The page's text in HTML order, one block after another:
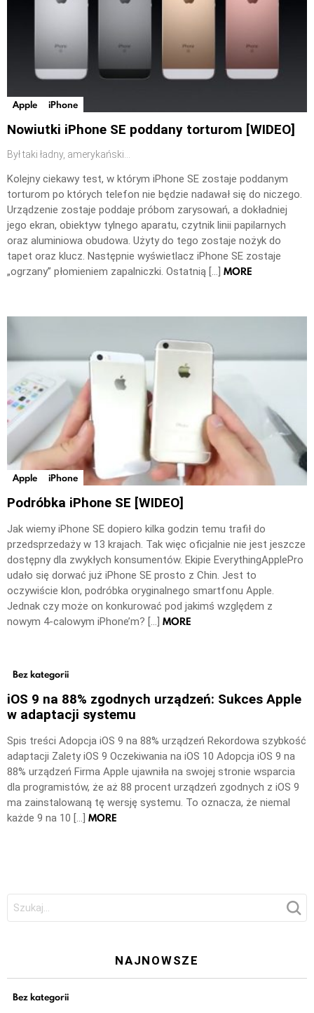
Apple iPhone
Nowiutki iPhone SE poddany torturom [WIDEO]
Był taki ładny, amerykański…
Kolejny ciekawy test, w którym iPhone SE zostaje poddanym
torturom po których telefon nie będzie nadawał się do niczego.
Urządzenie zostaje poddaje próbom zarysowań, a dokładniej
jego ekran, obiektyw tylnego aparatu, czytnik linii papilarnych
oraz aluminiowa obudowa. Użyty do tego zostaje nożyk do
tapet oraz klucz. Następnie wyświetlacz iPhone SE zostaje
„ogrzany” płomieniem zapalniczki. Ostatnią […] MORE
Apple iPhone
Podróbka iPhone SE [WIDEO]
Jak wiemy iPhone SE dopiero kilka godzin temu trafił do
przedsprzedaży w 13 krajach. Tak więc oficjalnie nie jest jeszcze
dostępny dla zwykłych konsumentów. Ekipie EverythingApplePro
udało się dorwać już iPhone SE prosto z Chin. Jest to
oczywiście klon, podróbka oryginalnego smartfonu Apple.
Jednak czy może on konkurować pod jakimś względem z
nowym 4-calowym iPhone’m? […] MORE
Bez kategorii
iOS 9 na 88% zgodnych urządzeń: Sukces Apple
w adaptacji systemu
Spis treści Adopcja iOS 9 na 88% urządzeń Rekordowa szybkość
adaptacji Zalety iOS 9 Oczekiwania na iOS 10 Adopcja iOS 9 na
88% urządzeń Firma Apple ujawniła na swojej stronie wsparcia
dla programistów, że aż 88 procent urządzeń zgodnych z iOS 9
ma zainstalowaną tę wersję systemu. To oznacza, że niemal
każde 9 na 10 […] MORE
Szukaj:
NAJNOWSZE
Bez kategorii